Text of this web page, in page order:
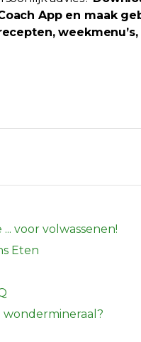
App en maak
voor volwassenen!
Eten
wondermineraal?